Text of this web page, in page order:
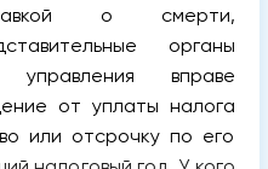
о смерти,
органы
управления вправе
от уплаты налога
или отсрочку по его